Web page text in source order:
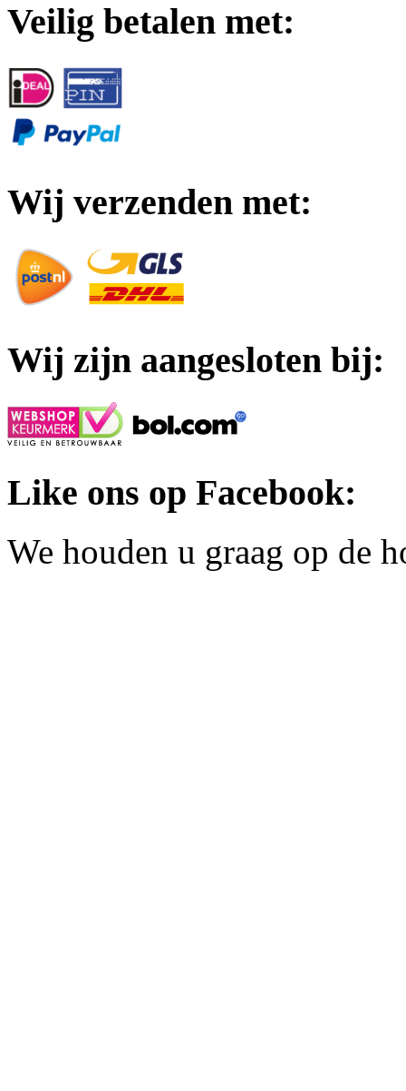
Veilig betalen met:
Wij verzenden met:
Wij zijn aangesloten bij:
Like ons op Facebook:
We houden u graag op de